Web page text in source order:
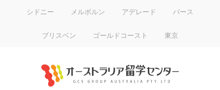
シドニー メルボルン アデレード パース
ブリスベン ゴールドコースト 東京